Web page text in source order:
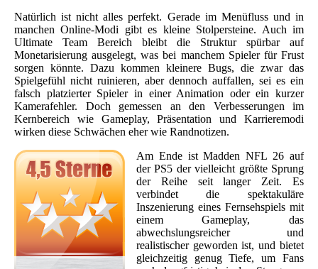
Natürlich ist nicht alles perfekt. Gerade im Menüfluss und in
manchen Online-Modi gibt es kleine Stolpersteine. Auch im
Ultimate Team Bereich bleibt die Struktur spürbar auf
Monetarisierung ausgelegt, was bei manchem Spieler für Frust
sorgen könnte. Dazu kommen kleinere Bugs, die zwar das
Spielgefühl nicht ruinieren, aber dennoch auffallen, sei es ein
falsch platzierter Spieler in einer Animation oder ein kurzer
Kamerafehler. Doch gemessen an den Verbesserungen im
Kernbereich wie Gameplay, Präsentation und Karrieremodi
wirken diese Schwächen eher wie Randnotizen.
Am Ende ist Madden NFL 26 auf
der PS5 der vielleicht größte Sprung
der Reihe seit langer Zeit. Es
verbindet die spektakuläre
Inszenierung eines Fernsehspiels mit
einem Gameplay, das
abwechslungsreicher und
realistischer geworden ist, und bietet
gleichzeitig genug Tiefe, um Fans